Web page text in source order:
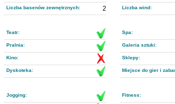
Liczba basenów zewnętrznych: 2 Liczba wind:
Teatr: Spa:
Pralnia: Galeria sztuki:
Kino: Sklepy:
Dyskoteka: Miejsce do gier i
Jogging: Fitness: